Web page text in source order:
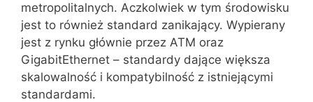
metropolitalnych. Aczkolwiek w tym środowisku
jest to również standard zanikający. Wypierany
jest z rynku głównie przez ATM oraz
GigabitEthernet – standardy dające większa
skalowalność i kompatybilność z istniejącymi
standardami.